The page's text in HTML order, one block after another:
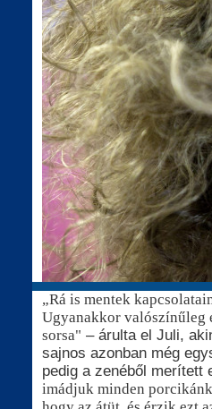
„Rá is mentek
Ugyanakkor valószínűleg
sorsa" – árulta el Juli,
sajnos azonban még
pedig a zenéből merített
imádjuk minden